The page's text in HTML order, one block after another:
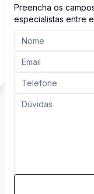
Preencha os
especialistas entre